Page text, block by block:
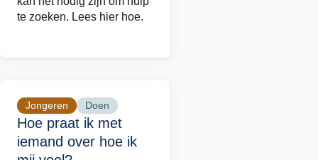
te zoeken. Lees hier hoe.
als
voel?
Hoe praat ik met
iemand over hoe ik
Jongeren Doen
Lees
meer
over